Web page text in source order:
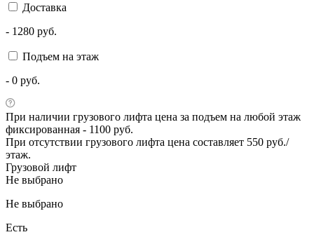
Доставка
- 1280 руб.
Подъем на этаж
- 0 руб.
При наличии грузового лифта цена за подъем на любой этаж
фиксированная - 1100 руб.
При отсутствии грузового лифта цена составляет 550 руб./
этаж.
Грузовой лифт
Не выбрано
Не выбрано
Есть